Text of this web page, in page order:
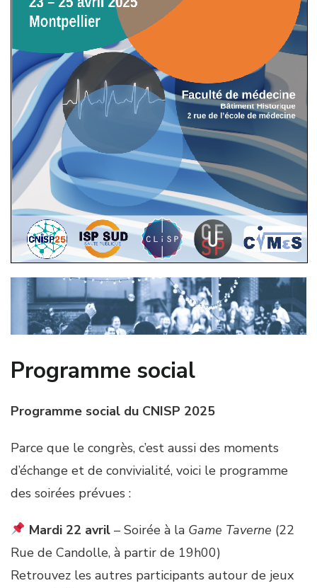
Programme social
Programme social du CNISP 2025
Parce que le congrès, c’est aussi des moments
d’échange et de convivialité, voici le programme
des soirées prévues :
Mardi 22 avril– Soirée à la Game Taverne (22
Rue de Candolle, à partir de 19h00)
Retrouvez les autres participants autour de jeux